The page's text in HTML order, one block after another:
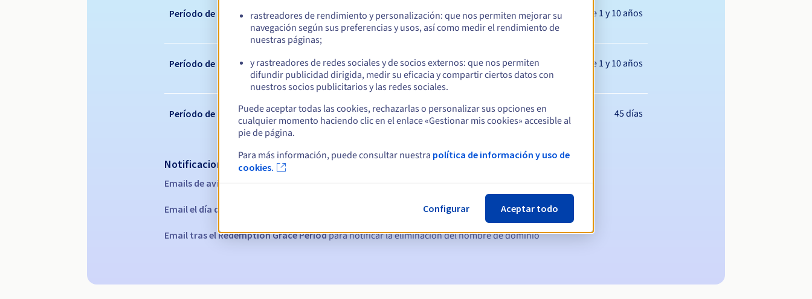
Período de registro Entre 1 y 10 años
Período de renovación Entre 1 y 10 años
Período de redención 45 días
Notificaciones automáticas:
Emails de aviso:
Email el día del vencimiento para notificar la suspensión del nombre de dominio
Email tras el Redemption Grace Periodpara notificar la eliminación del nombre de dominio
rastreadores de rendimiento y personalización: que nos permiten mejorar su
navegación según sus preferencias y usos, así como medir el rendimiento de
nuestras páginas;
y rastreadores de redes sociales y de socios externos: que nos permiten
difundir publicidad dirigida, medir su eficacia y compartir ciertos datos con
nuestros socios publicitarios y las redes sociales.
Puede aceptar todas las cookies, rechazarlas o personalizar sus opciones en
cualquier momento haciendo clic en el enlace «Gestionar mis cookies» accesible al
pie de página.
Para más información, puede consultar nuestra política de información y uso de
cookies.
Configurar Aceptar todo